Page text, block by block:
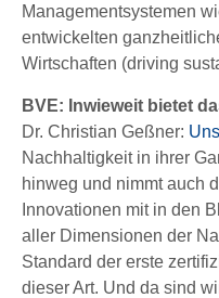
Managementsystemen
entwickelten
Wirtschaften (driving
BVE: Inwieweit bietet
Dr. Christian Geßner:
Nachhaltigkeit in ihrer
hinweg und nimmt auch
Innovationen mit in den
aller Dimensionen der
Standard der erste
dieser Art. Und da sind